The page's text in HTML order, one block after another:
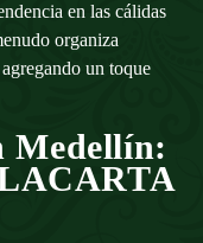
en las cálidas
organiza
un toque
Medellín: